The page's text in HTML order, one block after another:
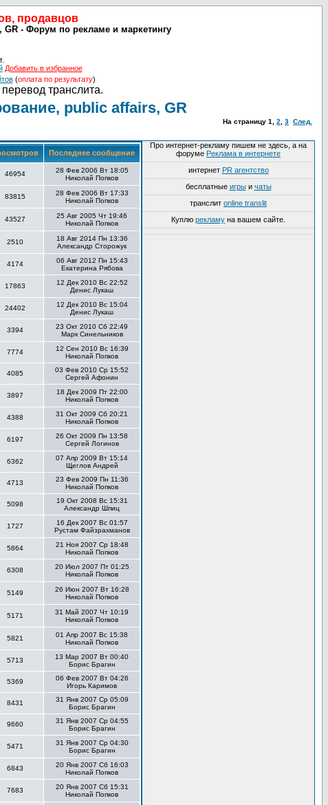
продавцов
GR - Форум по рекламе и маркетингу
Добавить в избранное
(оплата по результату)
транслита.
public affairs, GR
На страницу 1 2 3 След.
Последнее сообщение
46954
28 Фев 2006 Вт 18:05
Николай Попков
83815
28 Фев 2006 Вт 17:33
Николай Попков
43527
25 Авг 2005 Чт 19:46
Николай Попков
2510
18 Авг 2014 Пн 13:36
Александр Сторожук
4174
06 Авг 2012 Пн 15:43
Екатерина Рябова
17863
12 Дек 2010 Вс 22:52
Денис Лукаш
24402
12 Дек 2010 Вс 15:04
Денис Лукаш
3394
23 Окт 2010 Сб 22:49
Марк Синельников
7774
12 Сен 2010 Вс 16:39
Николай Попков
4085
03 Фев 2010 Ср 15:52
Сергей Афонин
3897
18 Дек 2009 Пт 22:00
Николай Попков
4388
31 Окт 2009 Сб 20:21
Николай Попков
6197
26 Окт 2009 Пн 13:58
Сергей Логинов
6362
07 Апр 2009 Вт 15:14
Щеглов Андрей
4713
23 Фев 2009 Пн 11:36
Николай Попков
5098
19 Окт 2008 Вс 15:31
Александр Шпиц
1727
16 Дек 2007 Вс 01:57
Рустам Файзрахманов
5864
21 Ноя 2007 Ср 18:48
Николай Попков
6308
20 Июл 2007 Пт 01:25
Николай Попков
5149
26 Июн 2007 Вт 16:28
Николай Попков
5171
31 Май 2007 Чт 10:19
Николай Попков
5821
01 Апр 2007 Вс 15:38
Николай Попков
5713
13 Мар 2007 Вт 00:40
Борис Брагин
5369
06 Фев 2007 Вт 04:26
Игорь Каримов
8431
31 Янв 2007 Ср 05:09
Борис Брагин
9660
31 Янв 2007 Ср 04:55
Борис Брагин
5471
31 Янв 2007 Ср 04:30
Борис Брагин
6843
20 Янв 2007 Сб 16:03
Николай Попков
7683
20 Янв 2007 Сб 15:31
Николай Попков
Про интернет-рекламу пишем не здесь, а на
форуме Реклама в интернете
интернет PR агентство
бесплатные игрыи чаты
транслит online translit
Куплю рекламу на вашем сайте.